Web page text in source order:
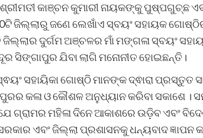
କାଞ୍ଚନ କୁମାରୀ ନାୟକଙ୍କୁ ପୁଷ୍ପଗୁଚ୍ଛ
ଜିଲ୍ଲାରୁ ଜଣେ ଲେଖାଁଏ ସ୍ବୟଂ ସହାୟକ
ଦୁର୍ଗମ ଅଞ୍ଚଳର ମାଁ ମଙ୍ଗଳା ସ୍ବୟଂ
ସିଙ୍ଗାପୁର ଯିବା ଲାଗି ମନୋନୀତ ହୋଇଛନ୍ତି।
ସହାୟିକା ଗୋଷ୍ଠି ମାନଙ୍କ ଦ୍ଵାରା ପ୍ରସ୍ତୁତ
କଳା ଓ କୌଶଳ ଅନୁଧ୍ୟାନ କରିବା ସକାଶେ ।
ଗ୍ରାମର ମହିଳା ଦିନେ ଆକାଶରେ ଉଡ଼ିବ ଏବଂ
ଏବଂ ଜିଲ୍ଲା ପ୍ରଶାସନକୁ ଧନ୍ୟବାଦ ଜ୍ଞାପନ